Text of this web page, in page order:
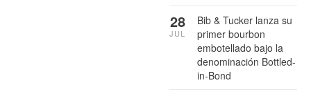
Bib & Tucker lanza su
primer bourbon
embotellado bajo la
denominación Bottled-
in-Bond
28
JUL